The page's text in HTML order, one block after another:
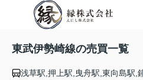
東武伊勢崎線の売買一覧